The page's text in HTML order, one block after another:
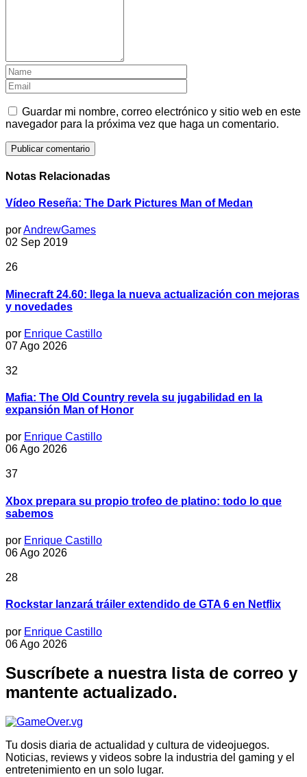
Guardar mi nombre, correo electrónico y sitio web en este
navegador para la próxima vez que haga un comentario.
Notas Relacionadas
Vídeo Reseña: The Dark Pictures Man of Medan
porAndrewGames
02 Sep 2019
26
Minecraft 24.60: llega la nueva actualización con mejoras
y novedades
por Enrique Castillo
07 Ago 2026
32
Mafia: The Old Country revela su jugabilidad en la
expansión Man of Honor
por Enrique Castillo
06 Ago 2026
37
Xbox prepara su propio trofeo de platino: todo lo que
sabemos
por Enrique Castillo
06 Ago 2026
28
Rockstar lanzará tráiler extendido de GTA 6 en Netflix
por Enrique Castillo
06 Ago 2026
Suscríbete a nuestra lista de correo y
mantente actualizado.
Tu dosis diaria de actualidad y cultura de videojuegos.
Noticias, reviews y videos sobre la industria del gaming y el
entretenimiento en un solo lugar.